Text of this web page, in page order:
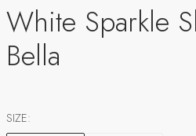
White Sparkle
Bella
SIZE: